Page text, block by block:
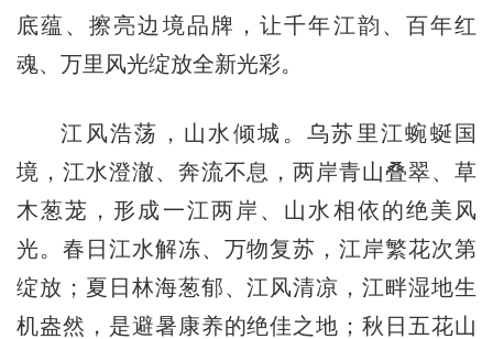
底蕴、擦亮边境品牌，让千年江韵、百年红
魂、万里风光绽放全新光彩。
江风浩荡，山水倾城。乌苏里江蜿蜒国
境，江水澄澈、奔流不息，两岸青山叠翠、草
木葱茏，形成一江两岸、山水相依的绝美风
光。春日江水解冻、万物复苏，江岸繁花次第
绽放；夏日林海葱郁、江风清凉，江畔湿地生
机盎然，是避暑康养的绝佳之地；秋日五花山